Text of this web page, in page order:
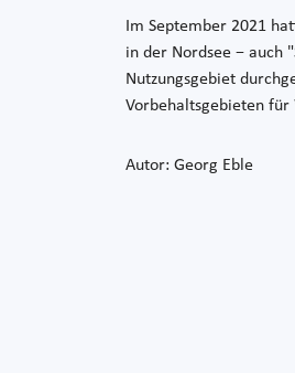
Im September 2021
in der Nordsee − auch
Nutzungsgebiet
Vorbehaltsgebieten
Autor: Georg Eble